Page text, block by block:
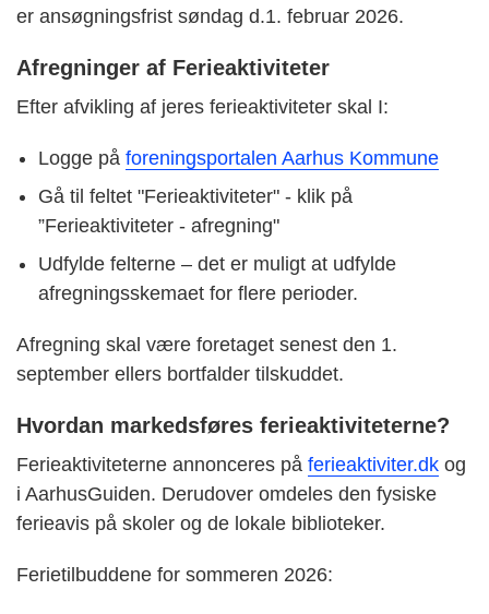
er ansøgningsfrist søndag d.1. februar 2026.
Afregninger af Ferieaktiviteter
Efter afvikling af jeres ferieaktiviteter skal I:
Logge på foreningsportalen Aarhus Kommune
Gå til feltet "Ferieaktiviteter" - klik på
”Ferieaktiviteter - afregning"
Udfylde felterne – det er muligt at udfylde
afregningsskemaet for flere perioder.
Afregning skal være foretaget senest den 1.
september ellers bortfalder tilskuddet.
Hvordan markedsføres ferieaktiviteterne?
Ferieaktiviteterne annonceres på ferieaktiviter.dk og
i AarhusGuiden. Derudover omdeles den fysiske
ferieavis på skoler og de lokale biblioteker.
Ferietilbuddene for sommeren 2026: